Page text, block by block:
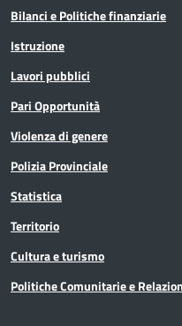
Bilanci e Politiche finanziarie
Istruzione
Lavori pubblici
Pari Opportunità
Violenza di genere
Polizia Provinciale
Statistica
Territorio
Cultura e turismo
Politiche Comunitarie e